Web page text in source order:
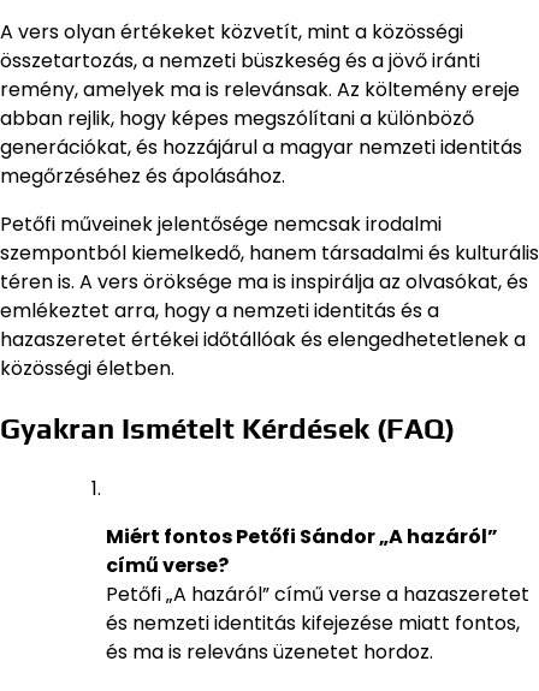
A vers olyan értékeket közvetít, mint a közösségi
összetartozás, a nemzeti büszkeség és a jövő iránti
remény, amelyek ma is relevánsak. Az költemény ereje
abban rejlik, hogy képes megszólítani a különböző
generációkat, és hozzájárul a magyar nemzeti identitás
megőrzéséhez és ápolásához.
Petőfi műveinek jelentősége nemcsak irodalmi
szempontból kiemelkedő, hanem társadalmi és kulturális
téren is. A vers öröksége ma is inspirálja az olvasókat, és
emlékeztet arra, hogy a nemzeti identitás és a
hazaszeretet értékei időtállóak és elengedhetetlenek a
közösségi életben.
Gyakran Ismételt Kérdések (FAQ)
Miért fontos Petőfi Sándor „A hazáról”
című verse?
Petőfi „A hazáról” című verse a hazaszeretet
és nemzeti identitás kifejezése miatt fontos,
és ma is releváns üzenetet hordoz.